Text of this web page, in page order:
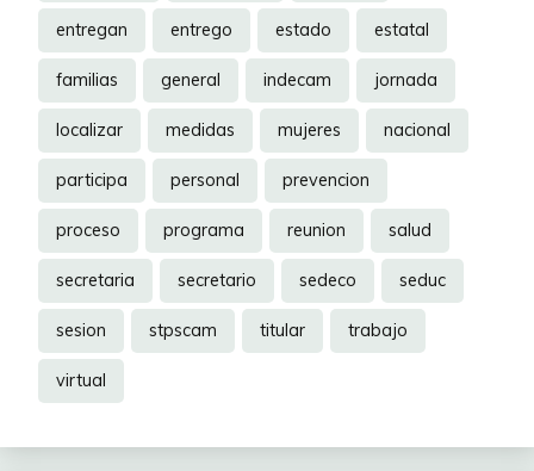
entregan entrego estado estatal
familias general indecam jornada
localizar medidas mujeres nacional
participa personal prevencion
proceso programa reunion salud
secretaria secretario sedeco seduc
sesion stpscam titular trabajo
virtual